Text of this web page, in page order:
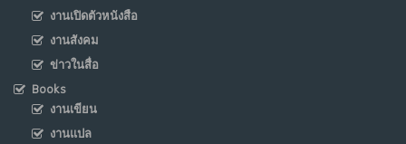
งานเปิดตัวหนังสือ
งานสังคม
ข่าวในสื่อ
Books
งานเขียน
งานแปล